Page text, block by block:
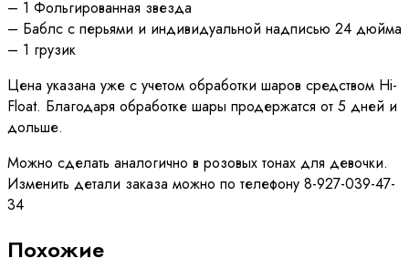
– 1 Фольгированная звезда
– Баблс с перьями и индивидуальной надписью 24 дюйма
– 1 грузик
Цена указана уже с учетом обработки шаров средством Hi-
Float. Благодаря обработке шары продержатся от 5 дней и
дольше.
Можно сделать аналогично в розовых тонах для девочки.
Изменить детали заказа можно по телефону 8-927-039-47-
34
Похожие